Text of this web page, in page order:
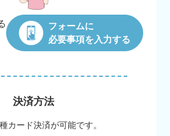
フォームに
必要事項を入力する
決済方法
カード決済が可能です。